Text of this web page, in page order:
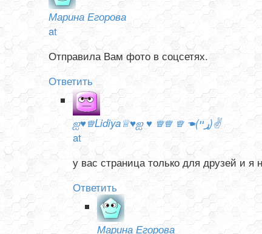
Марина Егорова
at
Отправила Вам фото в соцсетях.
Ответить
ஐ♥♕Lidiya♕♥ஐ ♥ ♕♕ ♕ ☚(ړײ)✌
at
у вас страница только для друзей и я
Ответить
Марина Егорова